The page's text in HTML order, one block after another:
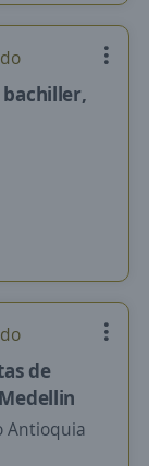
bachiller,
de
Antioquia